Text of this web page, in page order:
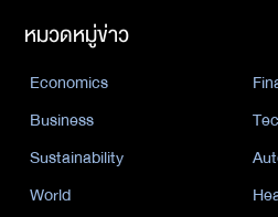
หมวดหมู่ข่าว
Economics
Business
Sustainability
World